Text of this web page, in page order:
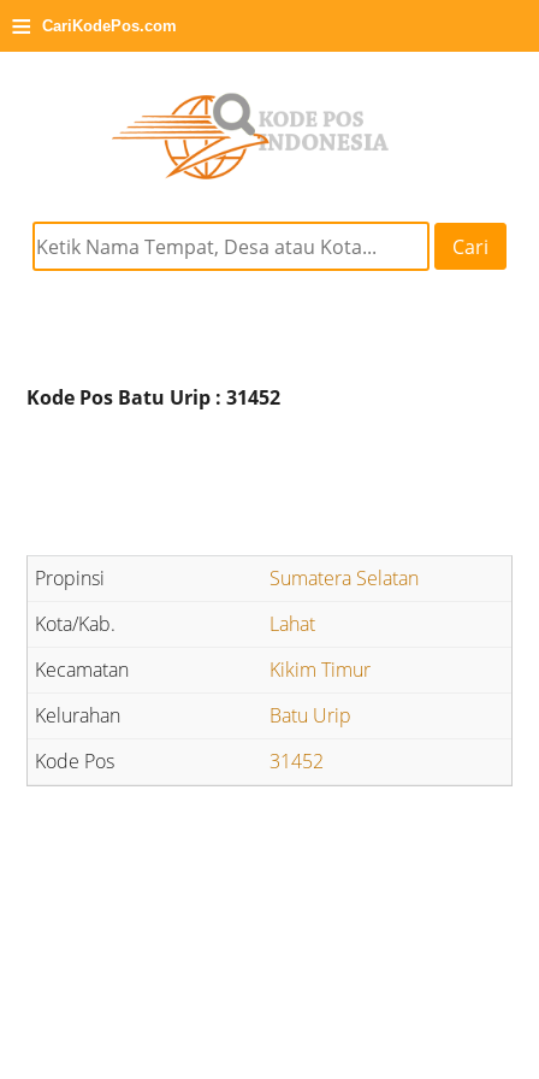
≡ CariKodePos.com
Cari
Kode Pos Batu Urip : 31452
Sumatera Selatan
Lahat
Kikim Timur
Batu Urip
31452